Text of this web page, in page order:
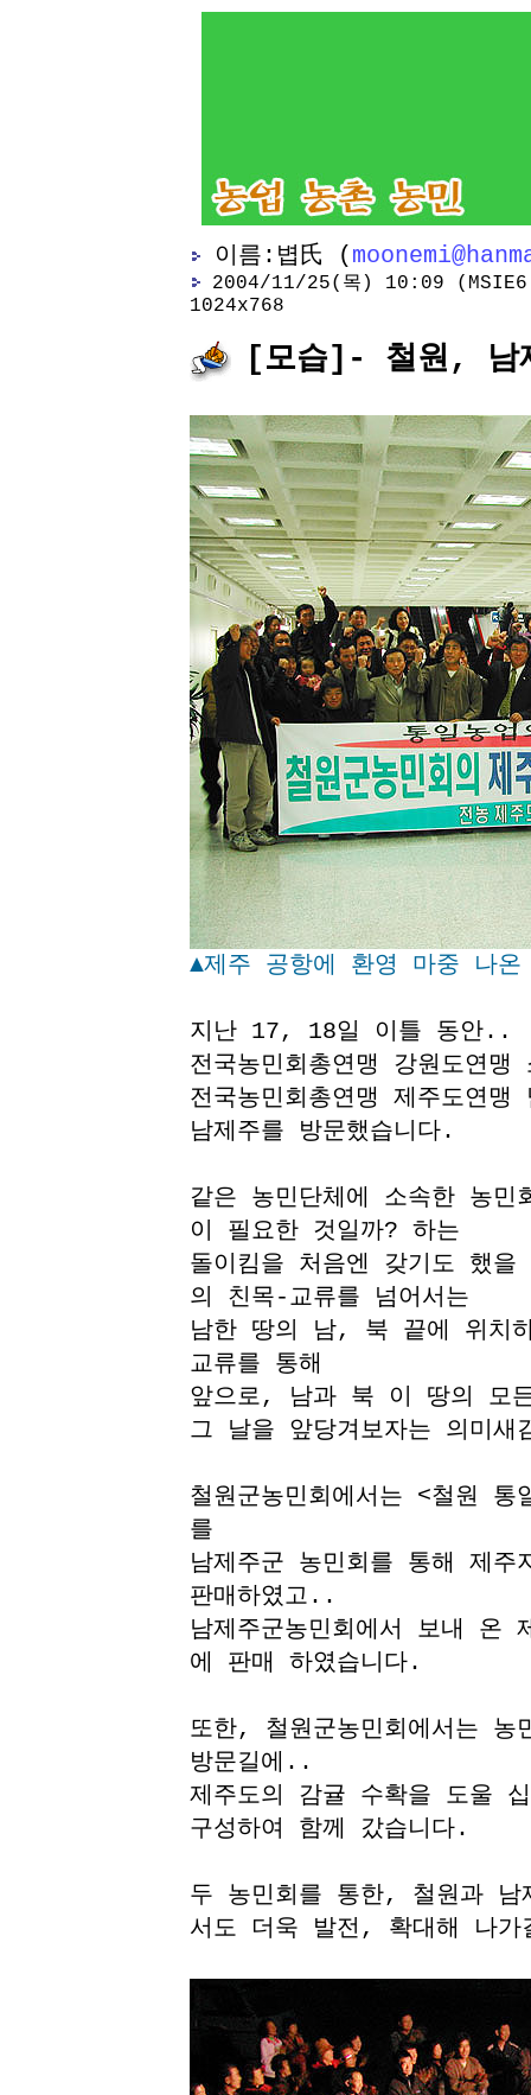
이름:볍氏 (
2004/11/25(목) 10:09
1024x768
[모습]- 철원,
▲제주 공항에 환영 마중 나
지난 17, 18일 이틀 동안..
전국농민회총연맹 강원도연맹
전국농민회총연맹 제주도연
남제주를 방문했습니다.
같은 농민단체에 소속한 농
이 필요한 것일까? 하는
돌이킴을 처음엔 갖기도 했
의 친목-교류를 넘어서는
남한 땅의 남, 북 끝에 위치
교류를 통해
앞으로, 남과 북 이 땅의 모
그 날을 앞당겨보자는 의미
철원군농민회에서는 <철원
를
남제주군 농민회를 통해 제
판매하였고..
남제주군농민회에서 보내 온
에 판매 하였습니다.
또한, 철원군농민회에서는 농
방문길에..
제주도의 감귤 수확을 도울
구성하여 함께 갔습니다.
두 농민회를 통한, 철원과 남
서도 더욱 발전, 확대해 나가